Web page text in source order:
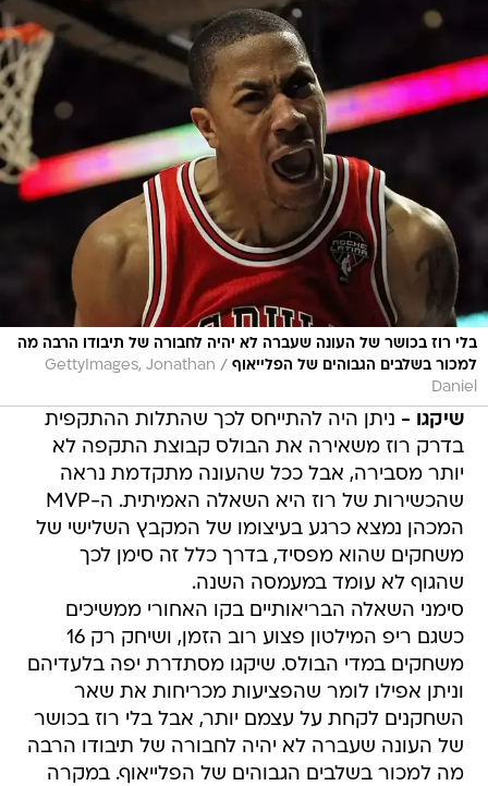
בלי רוז בכושר של העונה שעברה לא יהיה לחבורה של תיבודו הרבה מה
למכור בשלבים הגבוהים של הפלייאוף /
GettyImages, Jonathan
Daniel
שיקגו - ניתן היה להתייחס לכך שהתלות ההתקפית
בדרק רוז משאירה את הבולס קבוצת התקפה לא
יותר מסבירה, אבל ככל שהעונה מתקדמת נראה
שהכשירות של רוז היא השאלה האמיתית. ה-MVP
המכהן נמצא כרגע בעיצומו של המקבץ השלישי של
משחקים שהוא מפסיד, בדרך כלל זה סימן לכך
שהגוף לא עומד במעמסה השנה.
סימני השאלה הבריאותיים בקו האחורי ממשיכים
כשגם ריפ המילטון פצוע רוב הזמן, ושיחק רק 16
משחקים במדי הבולס. שיקגו מסתדרת יפה בלעדיהם
וניתן אפילו לומר שהפציעות מכריחות את שאר
השחקנים לקחת על עצמם יותר, אבל בלי רוז בכושר
של העונה שעברה לא יהיה לחבורה של תיבודו הרבה
מה למכור בשלבים הגבוהים של הפלייאוף. במקרה